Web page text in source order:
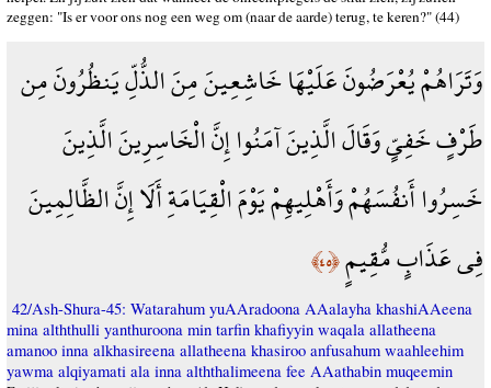
zeggen: "Is er voor ons nog een weg om (naar de aarde) terug, te keren?" (44)
وَتَرَاهُمْ يُعْرَضُونَ عَلَيْهَا خَاشِعِينَ مِنَ الذُّلِّ يَنظُرُونَ مِن
طَرْفٍ خَفِيٍّ وَقَالَ الَّذِينَ آمَنُوا إِنَّ الْخَاسِرِينَ الَّذِينَ
خَسِرُوا أَنفُسَهُمْ وَأَهْلِيهِمْ يَوْمَ الْقِيَامَةِ أَلَا إِنَّ الظَّالِمِينَ
فِي عَذَابٍ مُّقِيمٍ﴿٤٥﴾
42/Ash-Shura-45: Watarahum yuAAradoona AAalayha khashiAAeena
mina alththulli yanthuroona min tarfin khafiyyin waqala allatheena
amanoo inna alkhasireena allatheena khasiroo anfusahum waahleehim
yawma alqiyamati ala inna alththalimeena fee AAathabin muqeemin